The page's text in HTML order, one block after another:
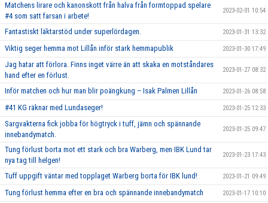
Matchens lirare och kanonskott från halva från formtoppad spelare
#4 som satt farsan i arbete!
2023-02-01 10:54
Fantastiskt läktarstöd under superlördagen. 2023-01-31 13:32
Viktig seger hemma mot Lillån inför stark hemmapublik 2023-01-30 17:49
Jag hatar att förlora. Finns inget värre än att skaka en motståndares
hand efter en förlust.
2023-01-27 08:32
Inför matchen och hur man blir poängkung – Isak Palmen Lillån 2023-01-26 08:58
#41 KG räknar med Lundaseger! 2023-01-25 12:33
Sargvakterna fick jobba för högtryck i tuff, jämn och spännande
innebandymatch.
2023-01-25 09:47
Tung förlust borta mot ett stark och bra Warberg, men IBK Lund tar
nya tag till helgen!
2023-01-23 17:43
Tuff uppgift väntar med topplaget Warberg borta för IBK lund! 2023-01-21 09:49
Tung förlust hemma efter en bra och spännande innebandymatch 2023-01-17 10:10